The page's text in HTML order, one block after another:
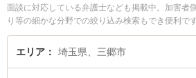
面談に対応している弁護士なども掲載中。加害者
り等の細かな分野での絞り込み検索もでき便利で
吉廣 慶子弁護士や三郷中央法律事務所の須賀 翼
護士費用、強みなどが注目されています。『三郷
エリア 埼玉県、三郷市